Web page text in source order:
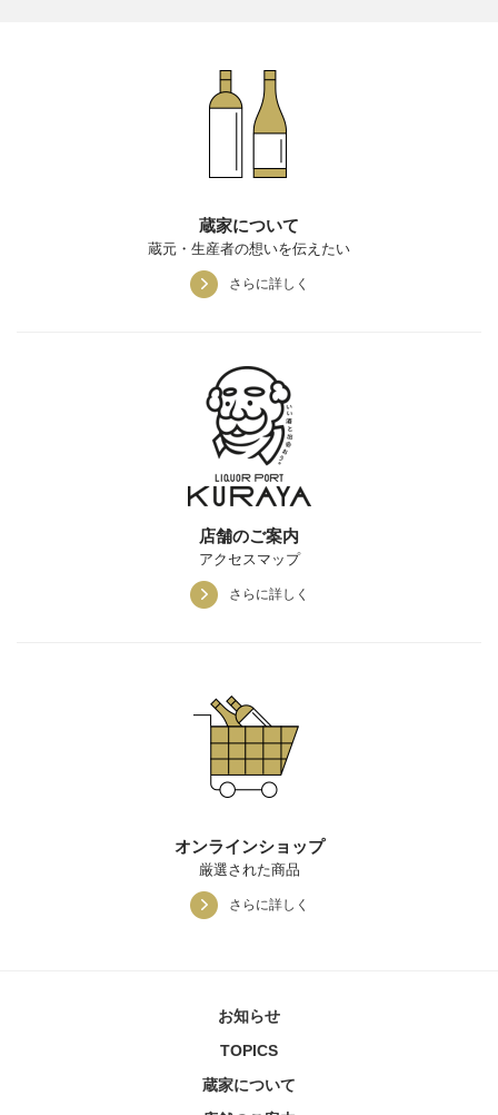
蔵家について
蔵元・生産者の想いを伝えたい
さらに詳しく
店舗のご案内
アクセスマップ
さらに詳しく
オンラインショップ
厳選された商品
さらに詳しく
お知らせ
TOPICS
蔵家について